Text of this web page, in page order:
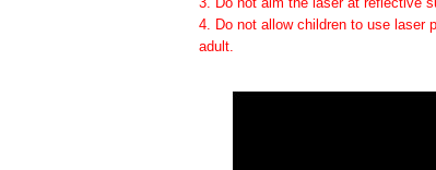
4. Do not allow children to use laser
adult.